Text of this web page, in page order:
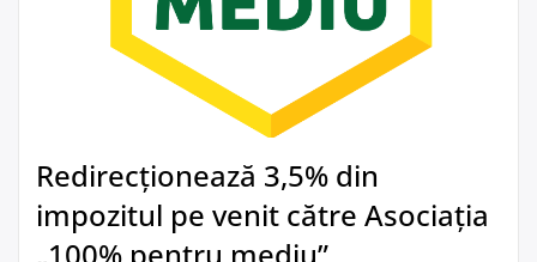
Redirecționează 3,5% din
impozitul pe venit către Asociația
„100% pentru mediu”